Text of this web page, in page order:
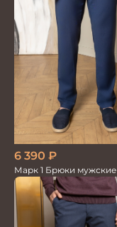
6 390 ₽
Марк 1 Брюки мужские